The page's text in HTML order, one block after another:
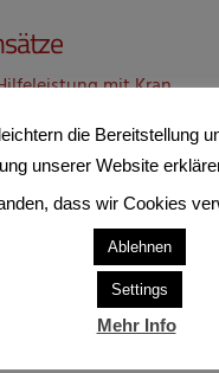
mit Kran
Hilfeleistung mit Kran
| MURECK, AUSTRASSE
Suchaktion in Mureck
die Bereitstellung
unserer Website
dass wir Cookies
Ablehnen
Settings
Mehr Info